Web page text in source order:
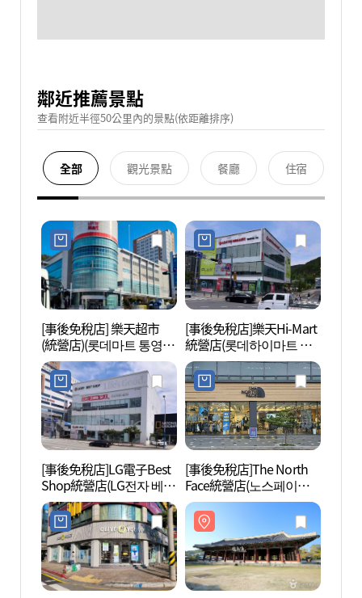
鄰近推薦景點
查看附近半徑50公里內的景點(依距離排序)
全部 觀光景點 餐廳 住宿
[事後免稅店] 樂天超市
(統營店)(롯데마트 통영
점)
[事後免稅店]樂天Hi-Mart
統營店(롯데하이마트 통
영점)
[事後免稅店]LG電子Best
Shop統營店(LG전자 베스
트샵 통영점)
[事後免稅店]The North
Face統營店(노스페이스
통영점)